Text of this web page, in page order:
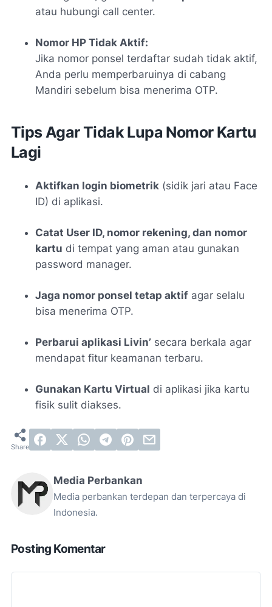
atau hubungi call center.
Nomor HP Tidak Aktif:
Jika nomor ponsel terdaftar sudah tidak aktif,
Anda perlu memperbaruinya di cabang
Mandiri sebelum bisa menerima OTP.
Tips Agar Tidak Lupa Nomor Kartu
Lagi
Aktifkan login biometrik (sidik jari atau Face
ID) di aplikasi.
Catat User ID, nomor rekening, dan nomor
kartu di tempat yang aman atau gunakan
password manager.
Jaga nomor ponsel tetap aktif agar selalu
bisa menerima OTP.
Perbarui aplikasi Livin’ secara berkala agar
mendapat fitur keamanan terbaru.
Gunakan Kartu Virtual di aplikasi jika kartu
fisik sulit diakses.
Media Perbankan
Media perbankan terdepan dan terpercaya di
Indonesia.
Posting Komentar